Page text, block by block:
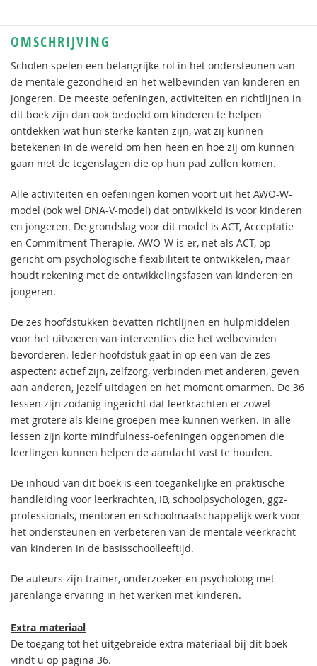
OMSCHRIJVING
Scholen spelen een belangrijke rol in het ondersteunen van
de mentale gezondheid en het welbevinden van kinderen en
jongeren. De meeste oefeningen, activiteiten en richtlijnen in
dit boek zijn dan ook bedoeld om kinderen te helpen
ontdekken wat hun sterke kanten zijn, wat zij kunnen
betekenen in de wereld om hen heen en hoe zij om kunnen
gaan met de tegenslagen die op hun pad zullen komen.
Alle activiteiten en oefeningen komen voort uit het AWO-W-
model (ook wel DNA-V-model) dat ontwikkeld is voor kinderen
en jongeren. De grondslag voor dit model is ACT, Acceptatie
en Commitment Therapie. AWO-W is er, net als ACT, op
gericht om psychologische flexibiliteit te ontwikkelen, maar
houdt rekening met de ontwikkelingsfasen van kinderen en
jongeren.
De zes hoofdstukken bevatten richtlijnen en hulpmiddelen
voor het uitvoeren van interventies die het welbevinden
bevorderen. Ieder hoofdstuk gaat in op een van de zes
aspecten: actief zijn, zelfzorg, verbinden met anderen, geven
aan anderen, jezelf uitdagen en het moment omarmen. De 36
lessen zijn zodanig ingericht dat leerkrachten er zowel
met grotere als kleine groepen mee kunnen werken. In alle
lessen zijn korte mindfulness-oefeningen opgenomen die
leerlingen kunnen helpen de aandacht vast te houden.
De inhoud van dit boek is een toegankelijke en praktische
handleiding voor leerkrachten, IB, schoolpsychologen, ggz-
professionals, mentoren en schoolmaatschappelijk werk voor
het ondersteunen en verbeteren van de mentale veerkracht
van kinderen in de basisschoolleeftijd.
De auteurs zijn trainer, onderzoeker en psycholoog met
jarenlange ervaring in het werken met kinderen.
Extra materiaal
De toegang tot het uitgebreide extra materiaal bij dit boek
vindt u op pagina 36.